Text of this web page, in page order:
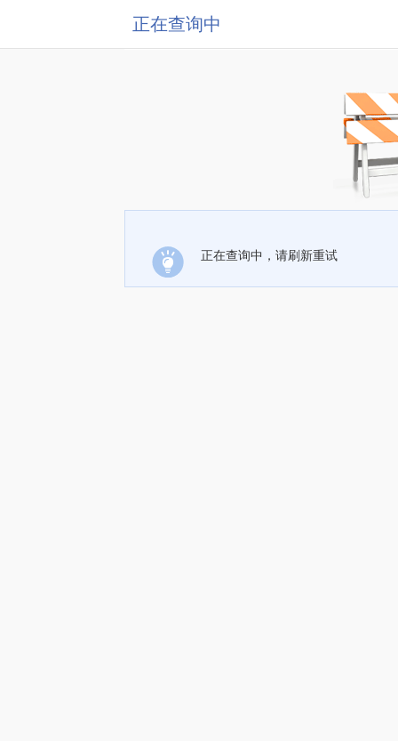
正在查询中
正在查询中，请刷新重试